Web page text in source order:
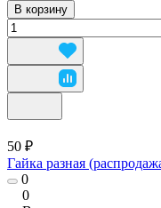
В корзину
50 ₽
Гайка разная
0
0